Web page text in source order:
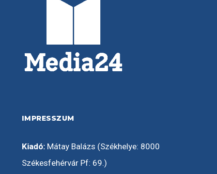
IMPRESSZUM
Kiadó:Mátay Balázs (Székhelye: 8000
Székesfehérvár Pf: 69.)